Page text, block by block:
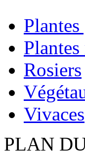
Rosiers
Vivaces
PLAN